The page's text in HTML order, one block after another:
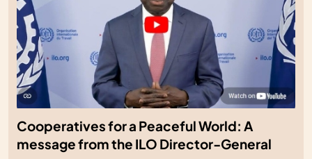
Cooperatives for a Peaceful World: A
message from the ILO Director-General